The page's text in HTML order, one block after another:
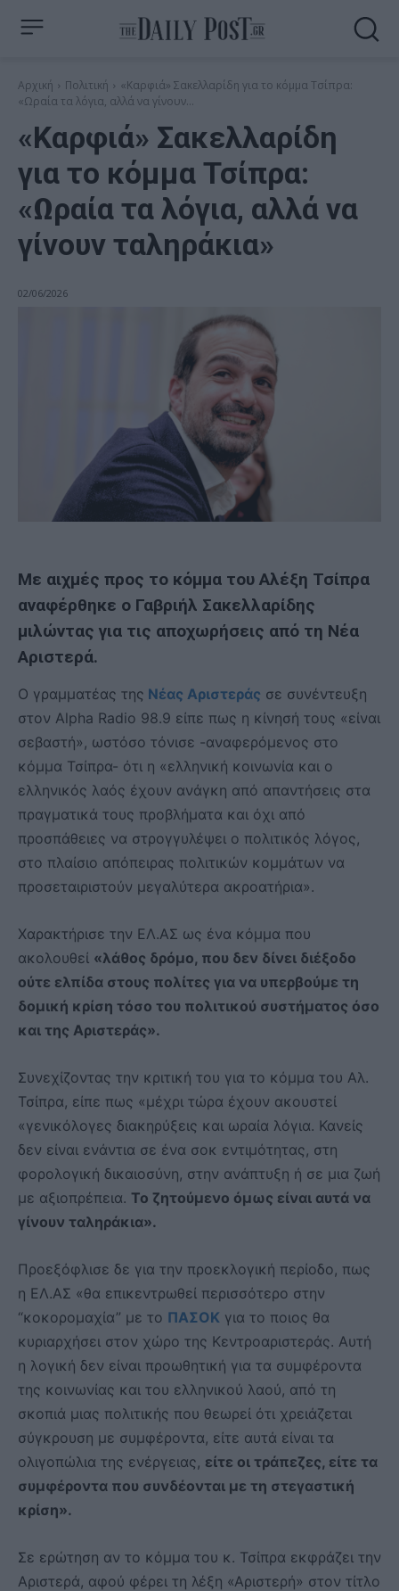
Αρχική Πολιτική
«Καρφιά» Σακελλαρίδη για το κόμμα Τσίπρα:
«Ωραία τα λόγια, αλλά να γίνουν...
«Καρφιά» Σακελλαρίδη
για το κόμμα Τσίπρα:
«Ωραία τα λόγια, αλλά να
γίνουν ταληράκια»
02/06/2026
Με αιχμές προς το κόμμα του Αλέξη Τσίπρα
αναφέρθηκε ο Γαβριήλ Σακελλαρίδης
μιλώντας για τις αποχωρήσεις από τη Νέα
Αριστερά.
Ο γραμματέας της Νέας Αριστεράς σε συνέντευξη
στον Alpha Radio 98.9 είπε πως η κίνησή τους «είναι
σεβαστή», ωστόσο τόνισε -αναφερόμενος στο
κόμμα Τσίπρα- ότι η «ελληνική κοινωνία και ο
ελληνικός λαός έχουν ανάγκη από απαντήσεις στα
πραγματικά τους προβλήματα και όχι από
προσπάθειες να στρογγυλέψει ο πολιτικός λόγος,
στο πλαίσιο απόπειρας πολιτικών κομμάτων να
προσεταιριστούν μεγαλύτερα ακροατήρια».
Χαρακτήρισε την ΕΛ.ΑΣ ως ένα κόμμα που
ακολουθεί «λάθος δρόμο, που δεν δίνει διέξοδο
ούτε ελπίδα στους πολίτες για να υπερβούμε τη
δομική κρίση τόσο του πολιτικού συστήματος όσο
και της Αριστεράς».
Συνεχίζοντας την κριτική του για το κόμμα του Αλ.
Τσίπρα, είπε πως «μέχρι τώρα έχουν ακουστεί
«γενικόλογες διακηρύξεις και ωραία λόγια. Κανείς
δεν είναι ενάντια σε ένα σοκ εντιμότητας, στη
φορολογική δικαιοσύνη, στην ανάπτυξη ή σε μια ζωή
με αξιοπρέπεια. Το ζητούμενο όμως είναι αυτά να
γίνουν ταληράκια».
Προεξόφλισε δε για την προεκλογική περίοδο, πως
η ΕΛ.ΑΣ «θα επικεντρωθεί περισσότερο στην
“κοκορομαχία” με το ΠΑΣΟΚ για το ποιος θα
κυριαρχήσει στον χώρο της Κεντροαριστεράς. Αυτή
η λογική δεν είναι προωθητική για τα συμφέροντα
της κοινωνίας και του ελληνικού λαού, από τη
σκοπιά μιας πολιτικής που θεωρεί ότι χρειάζεται
σύγκρουση με συμφέροντα, είτε αυτά είναι τα
ολιγοπώλια της ενέργειας, είτε οι τράπεζες, είτε τα
συμφέροντα που συνδέονται με τη στεγαστική
κρίση».
Σε ερώτηση αν το κόμμα του κ. Τσίπρα εκφράζει την
Αριστερά, αφού φέρει τη λέξη «Αριστερή» στον τίτλο